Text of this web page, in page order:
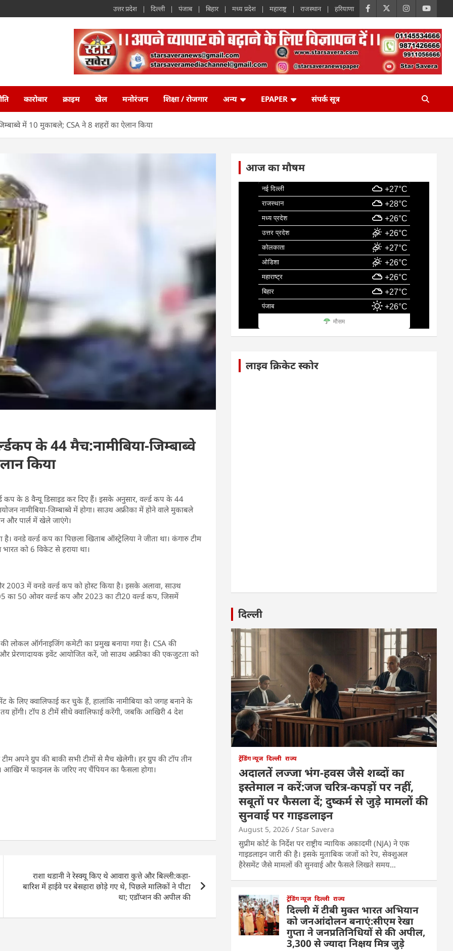
उत्तर प्रदेश दिल्ली पंजाब बिहार मध्य प्रदेश महाराष्ट्र राजस्थान हरियाणा
कारोबार क्राइम खेल मनोरंजन शिक्षा / रोजगार अन्य EPAPER संपर्क सूत्र
में 10 मुकाबले; CSA ने 8 शहरों का ऐलान किया
​​​​​​​के 44 मैच:नामीबिया-जिम्बाब्वे
किया
कप के 8 वैन्यू डिसाइड कर दिए हैं। इसके अनुसार, वर्ल्ड कप के 44
जिम्बाब्वे में होगा। साउथ अफ्रीका में होने वाले मुकाबले
और पार्ल में खेले जाएंगे।
वनडे वर्ल्ड कप का पिछला खिताब ऑस्ट्रेलिया ने जीता था। कंगारु टीम
को 6 विकेट से हराया था।
2003 में वनडे वर्ल्ड कप को होस्ट किया है। इसके अलावा, साउथ
का 50 ओवर वर्ल्ड कप और 2023 का टी20 वर्ल्ड कप, जिसमें
लोकल ऑर्गनाइजिंग कमेटी का प्रमुख बनाया गया है। CSA की
प्रेरणादायक इवेंट आयोजित करें, जो साउथ अफ्रीका की एकजुटता को
के लिए क्वालिफाई कर चुके हैं, हालांकि नामीबिया को जगह बनाने के
होंगी। टॉप 8 टीमें सीधे क्वालिफाई करेंगी, जबकि आखिरी 4 देश
टीम अपने ग्रुप की बाकी सभी टीमों से मैच खेलेगी। हर ग्रुप की टॉप तीन
आखिर में फाइनल के जरिए नए चैंपियन का फैसला होगा।
राशा थडानी ने रेस्क्यू किए थे आवारा कुत्ते और बिल्ली:कहा-
बारिश में हाईवे पर बेसहारा छोड़े गए थे, पिछले मालिकों ने पीटा
था; एडॉप्शन की अपील की
आज का मौषम
नई दिल्ली +27°C
राजस्थान +28°C
मध्य प्रदेश +26°C
उत्तर प्रदेश +26°C
कोलकाता +27°C
ओडिशा +26°C
महाराष्ट्र +26°C
बिहार +27°C
पंजाब +26°C
मौसम
लाइव क्रिकेट स्कोर
दिल्ली
ट्रेंडिंग न्यूज दिल्ली राज्य
अदालतें लज्जा भंग-हवस जैसे शब्दों का
इस्तेमाल न करें:जज चरित्र-कपड़ों पर नहीं,
सबूतों पर फैसला दें; दुष्कर्म से जुड़े मामलों की
सुनवाई पर गाइडलाइन
August 5, 2026 Star Savera
सुप्रीम कोर्ट के निर्देश पर राष्ट्रीय न्यायिक अकादमी (NJA) ने एक
गाइडलाइन जारी की है। इसके मुताबिक जजों को रेप, सेक्शुअल
हैरेसमेंट जैसे मामलों की सुनवाई और फैसले लिखते समय…
ट्रेंडिंग न्यूज दिल्ली राज्य
दिल्ली में टीबी मुक्त भारत अभियान
को जनआंदोलन बनाएं:सीएम रेखा
गुप्ता ने जनप्रतिनिधियों से की अपील,
3,300 से ज्यादा निक्षय मित्र जुड़े